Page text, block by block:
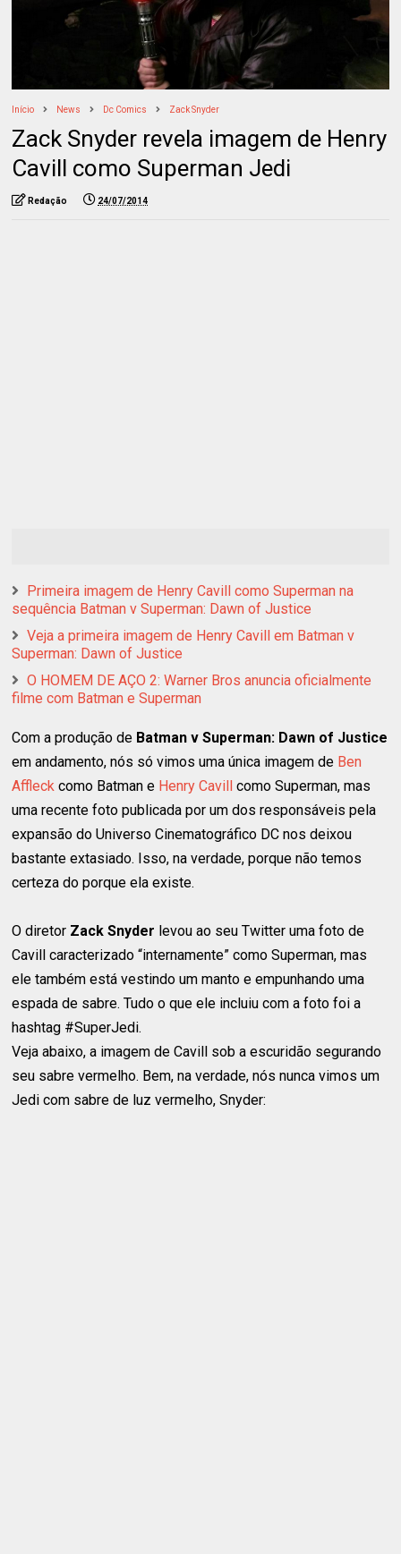
Início News Dc Comics Zack Snyder
Zack Snyder revela imagem de Henry
Cavill como Superman Jedi
Redação 24/07/2014
Primeira imagem de Henry Cavill como Superman na
sequência Batman v Superman: Dawn of Justice
Veja a primeira imagem de Henry Cavill em Batman v
Superman: Dawn of Justice
O HOMEM DE AÇO 2: Warner Bros anuncia oficialmente
filme com Batman e Superman
Com a produção de Batman v Superman: Dawn of Justice
em andamento, nós só vimos uma única imagem de Ben
Affleck como Batman e Henry Cavill como Superman, mas
uma recente foto publicada por um dos responsáveis pela
expansão do Universo Cinematográfico DC nos deixou
bastante extasiado. Isso, na verdade, porque não temos
certeza do porque ela existe.
O diretor Zack Snyder levou ao seu Twitter uma foto de
Cavill caracterizado “internamente” como Superman, mas
ele também está vestindo um manto e empunhando uma
espada de sabre. Tudo o que ele incluiu com a foto foi a
hashtag #SuperJedi.
Veja abaixo, a imagem de Cavill sob a escuridão segurando
seu sabre vermelho. Bem, na verdade, nós nunca vimos um
Jedi com sabre de luz vermelho, Snyder: